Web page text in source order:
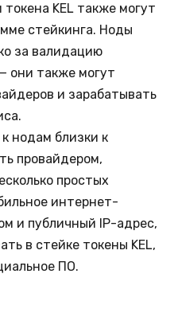
KEL также могут
стейкинга. Ноды
за валидацию
они также могут
и зарабатывать
нодам близки к
провайдером,
простых
интернет-
и публичный IP-адрес,
в стейке токены KEL,
ПО.